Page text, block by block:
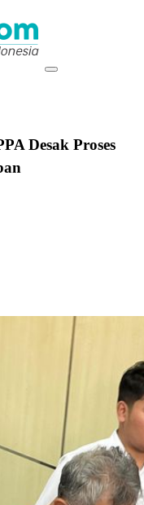
Desak Proses